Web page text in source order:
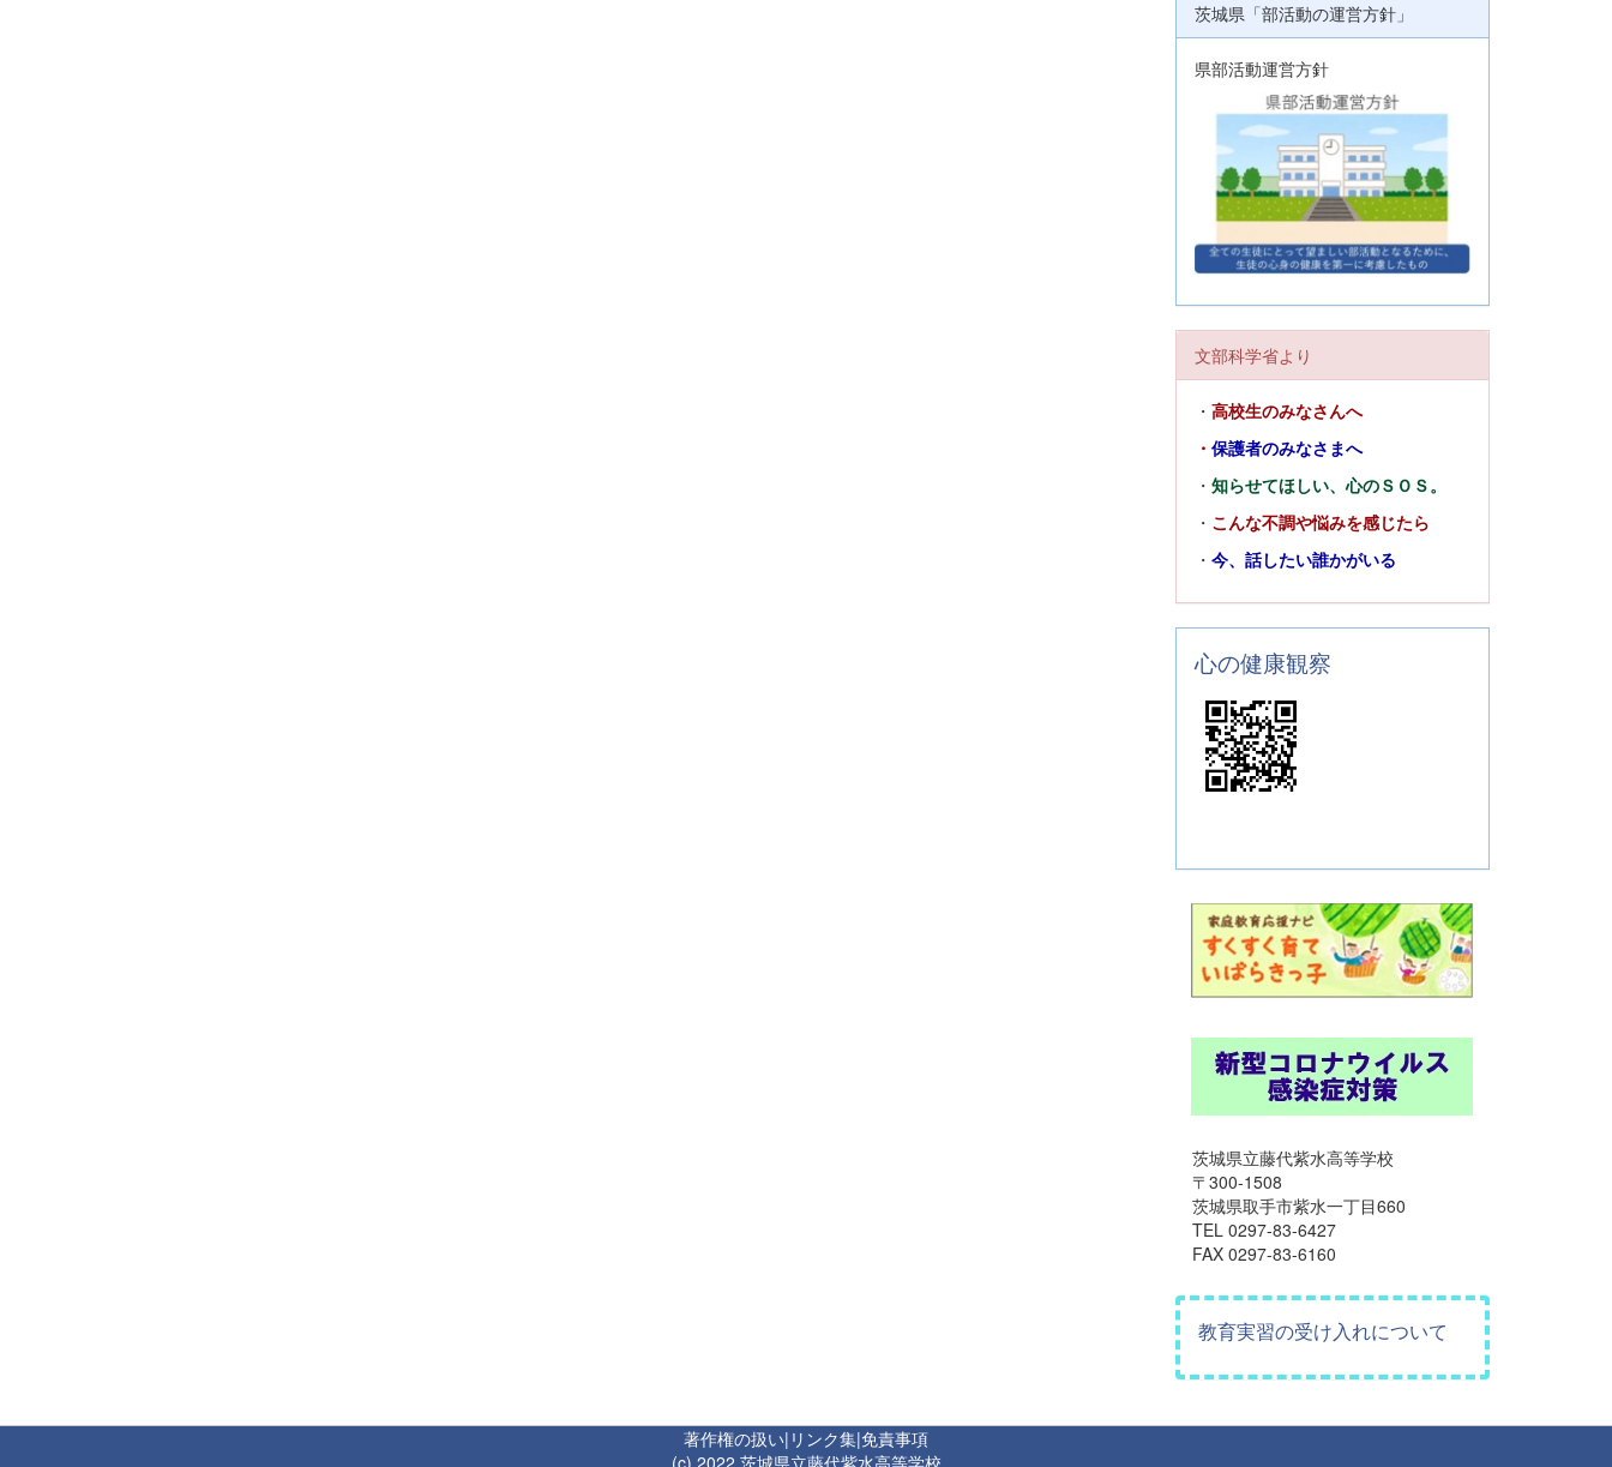
茨城県「部活動の運営方針」
県部活動運営方針
文部科学省より
・ 高校生のみなさんへ
・ 保護者のみなさまへ
・ 知らせてほしい、心のＳＯＳ。
・ こんな不調や悩みを感じたら
・ 今、話したい誰かがいる
心の健康観察
茨城県立藤代紫水高等学校
〒300-1508
茨城県取手市紫水一丁目660
TEL 0297-83-6427
FAX 0297-83-6160
教育実習の受け入れについて
著作権の扱い| リンク集|免責事項